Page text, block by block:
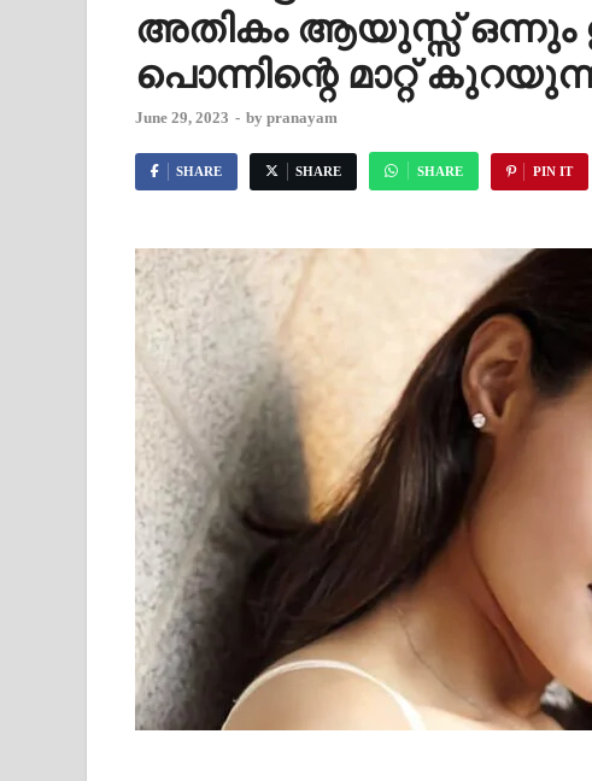
അതികം ആയുസ്സ് ഒന്നും
പൊന്നിന്റെ മാറ്റ്
June 29, 2023 - by pranayam
SHARE SHARE SHARE PIN IT